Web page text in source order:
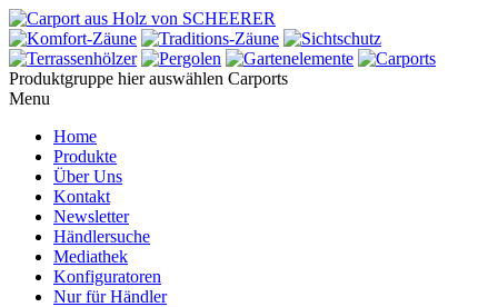
Produktgruppe hier auswählen Carports
Menu
Home
Produkte
Über Uns
Kontakt
Newsletter
Händlersuche
Mediathek
Konfiguratoren
Nur für Händler